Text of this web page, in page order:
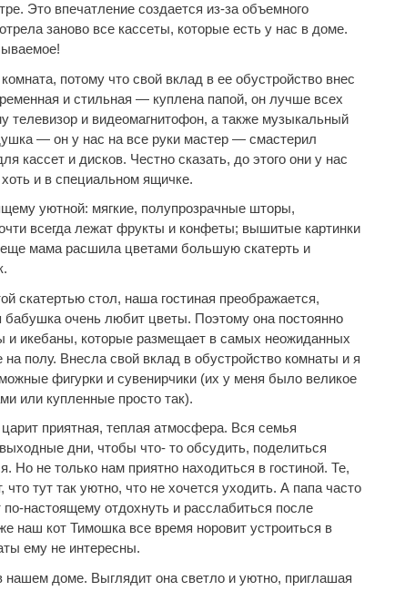
Это впечатление создается из-за объемного
заново все кассеты, которые есть у нас в доме.
потому что свой вклад в ее обустройство внес
и стильная — куплена папой, он лучше всех
телевизор и видеомагнитофон, а также музыкальный
— он у нас на все руки мастер — смастерил
кассет и дисков. Честно сказать, до этого они у нас
и в специальном ящичке.
уютной: мягкие, полупрозрачные шторы,
всегда лежат фрукты и конфеты; вышитые картинки
мама расшила цветами большую скатерть и
скатертью стол, наша гостиная преображается,
очень любит цветы. Поэтому она постоянно
и икебаны, которые размещает в самых неожиданных
полу. Внесла свой вклад в обустройство комнаты и я
фигурки и сувенирчики (их у меня было великое
или купленные просто так).
приятная, теплая атмосфера. Вся семья
дни, чтобы что- то обсудить, поделиться
Но не только нам приятно находиться в гостиной. Те,
что тут так уютно, что не хочется уходить. А папа часто
по-настоящему отдохнуть и расслабиться после
наш кот Тимошка все время норовит устроиться в
ему не интересны.
нашем доме. Выглядит она светло и уютно, приглашая